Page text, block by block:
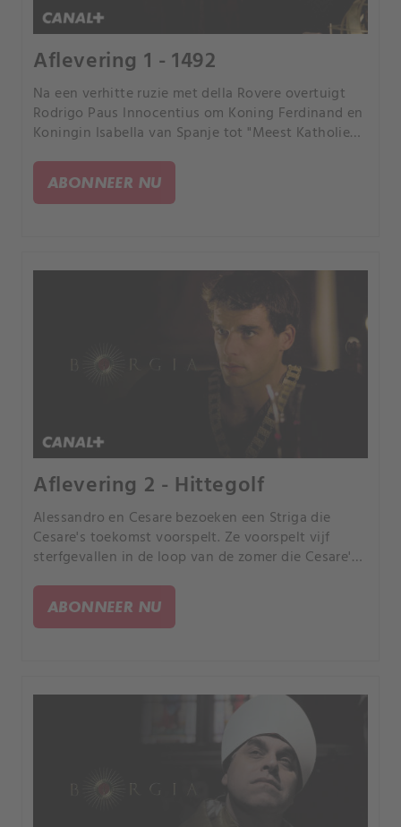
Aflevering 1 - 1492
Na een verhitte ruzie met della Rovere overtuigt
Rodrigo Paus Innocentius om Koning Ferdinand en
Koningin Isabella van Spanje tot "Meest Katholieke
failliete paus Innocentius een lening om de
gokschulden van zijn zoon af te betalen, in ruil
ABONNEER NU
Aflevering 2 - Hittegolf
Alessandro en Cesare bezoeken een Striga die
Cesare's toekomst voorspelt. Ze voorspelt vijf
sterfgevallen in de loop van de zomer die Cesare's
ABONNEER NU